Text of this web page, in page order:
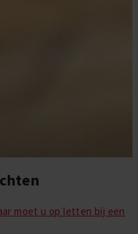
moet u op letten bij een